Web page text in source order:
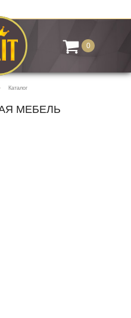
0
Каталог
МЕБЕЛЬ